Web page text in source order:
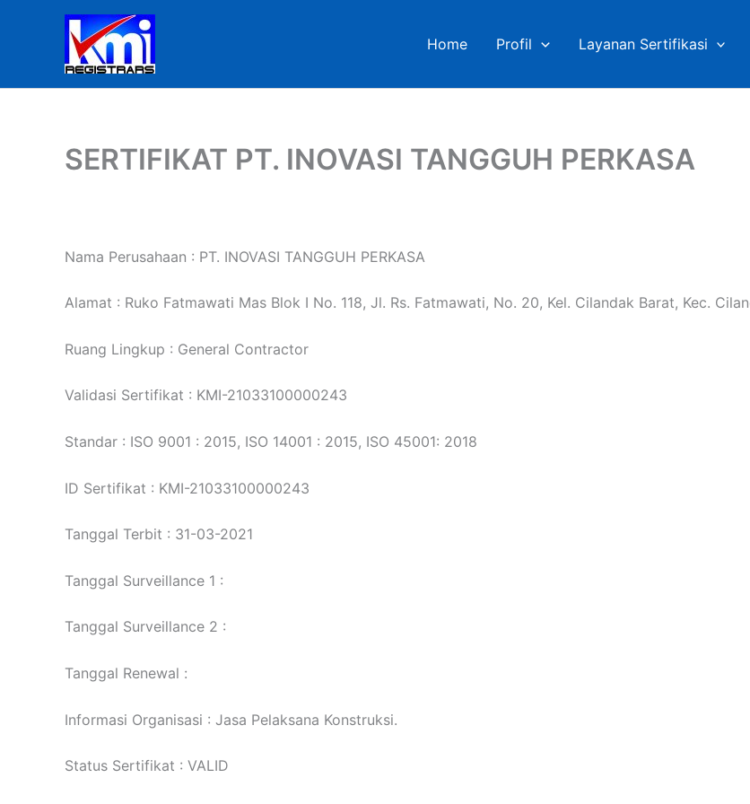
Home Profil Layanan Sertifikasi
SERTIFIKAT PT. INOVASI TANGGUH PERKASA
Nama Perusahaan : PT. INOVASI TANGGUH PERKASA
Alamat : Ruko Fatmawati Mas Blok I No. 118, Jl. Rs. Fatmawati, No. 20, Kel. Cilandak Barat, Kec.
Ruang Lingkup : General Contractor
Validasi Sertifikat : KMI-21033100000243
Standar : ISO 9001 : 2015, ISO 14001 : 2015, ISO 45001: 2018
ID Sertifikat : KMI-21033100000243
Tanggal Terbit : 31-03-2021
Tanggal Surveillance 1 :
Tanggal Surveillance 2 :
Tanggal Renewal :
Informasi Organisasi : Jasa Pelaksana Konstruksi.
Status Sertifikat : VALID